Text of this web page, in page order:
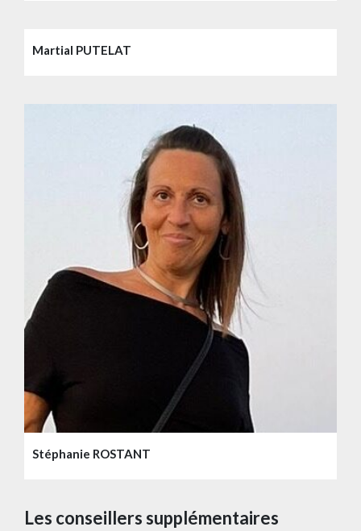
Martial PUTELAT
Stéphanie ROSTANT
Les conseillers supplémentaires